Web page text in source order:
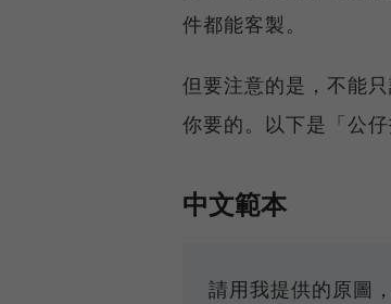
件都能客製。
但要注意的是，不能
你要的。以下是「公
中文範本
請用我提供的原圖